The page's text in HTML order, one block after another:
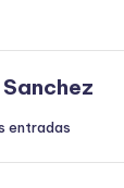
entradas